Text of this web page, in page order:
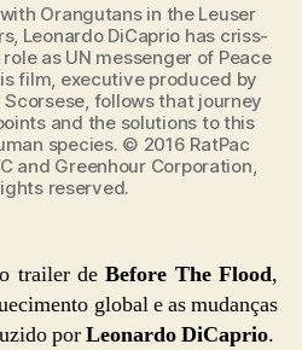
Orangutans in the Leuser
Leonardo DiCaprio has criss-
as UN messenger of Peace
film, executive produced by
follows that journey
and the solutions to this
species. © 2016 RatPac
and Greenhour Corporation,
reserved.
trailer deBefore The Flood,
global e as mudanças
porLeonardo DiCaprio.